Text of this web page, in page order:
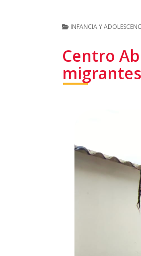
INFANCIA Y
Centro
migrantes